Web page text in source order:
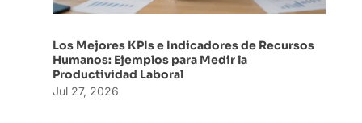
Los Mejores KPIs e Indicadores de Recursos
Humanos: Ejemplos para Medir la
Productividad Laboral
Jul 27, 2026